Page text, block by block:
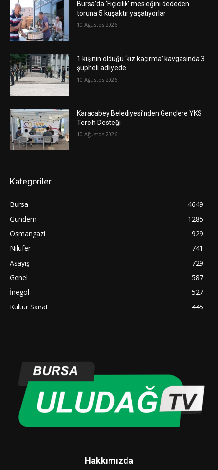
Bursa’da ‘Fıçıcılık’ mesleğini dededen
toruna 5 kuşaktır yaşatıyorlar
10 Ağustos 2026
1 kişinin öldüğü ‘kız kaçırma’ kavgasında 3
şüpheli adliyede
10 Ağustos 2026
Karacabey Belediyesi’nden Gençlere YKS
Tercih Desteği
10 Ağustos 2026
Kategoriler
Bursa
4649
Gündem
1285
Osmangazi
929
Nilüfer
741
Asayiş
729
Genel
587
İnegöl
527
Kültür Sanat
445
Hakkımızda